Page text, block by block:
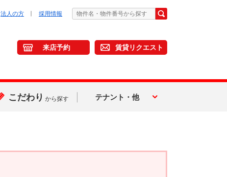
法人の方 採用情報
来店予約 賃貸リクエスト
こだわり から探す テナント・他